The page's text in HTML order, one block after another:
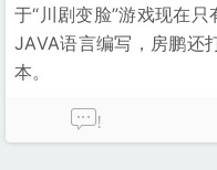
于“川剧变脸”游戏现在
JAVA语言编写，房鹏还
本。
!